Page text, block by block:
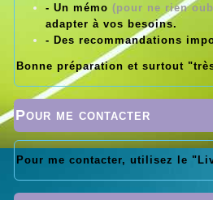
- Un mémo (pour ne rien
adapter à vos besoins.
- Des recommandations
Bonne préparation et surtout
Pour me contacter
Pour me contacter, utilisez le